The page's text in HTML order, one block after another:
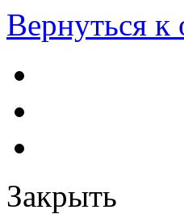
Вернуться
Закрыть